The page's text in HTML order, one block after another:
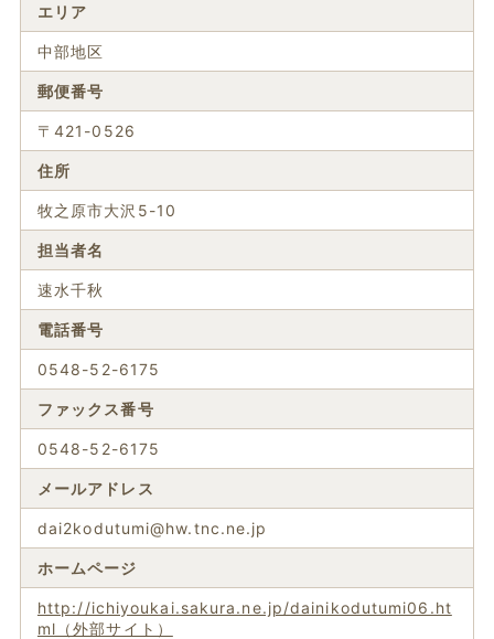
エリア
中部地区
郵便番号
〒421-0526
住所
牧之原市大沢5-10
担当者名
速水千秋
電話番号
0548-52-6175
ファックス番号
0548-52-6175
メールアドレス
dai2kodutumi@hw.tnc.ne.jp
ホームページ
http://ichiyoukai.sakura.ne.jp/dainikodutumi06.ht
ml（外部サイト）